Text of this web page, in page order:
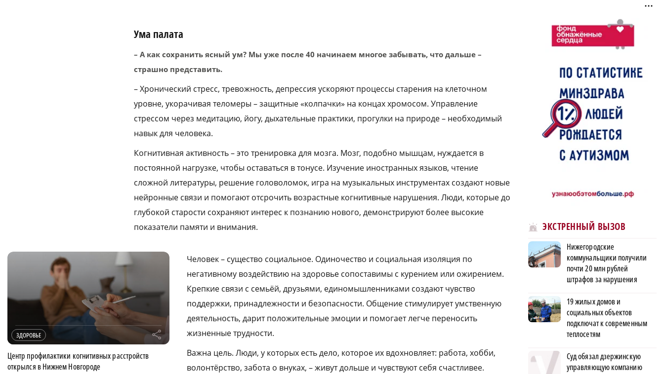
Ума палата
– А как сохранить ясный ум? Мы уже после 40 начинаем многое забывать, что дальше –
страшно представить.
– Хронический стресс, тревожность, депрессия ускоряют процессы старения на клеточном
уровне, укорачивая теломеры – защитные «колпачки» на концах хромосом. Управление
стрессом через медитацию, йогу, дыхательные практики, прогулки на природе – необходимый
навык для человека.
Когнитивная активность – это тренировка для мозга. Мозг, подобно мышцам, нуждается в
постоянной нагрузке, чтобы оставаться в тонусе. Изучение иностранных языков, чтение
сложной литературы, решение головоломок, игра на музыкальных инструментах создают новые
нейронные связи и помогают отсрочить возрастные когнитивные нарушения. Люди, которые до
глубокой старости сохраняют интерес к познанию нового, демонстрируют более высокие
показатели памяти и внимания.
ЗДОРОВЬЕ r
Центр профилактики когнитивных расстройств
открылся в Нижнем Новгороде
Человек – существо социальное. Одиночество и социальная изоляция по
негативному воздействию на здоровье сопоставимы с курением или ожирением.
Крепкие связи с семьёй, друзьями, единомышленниками создают чувство
поддержки, принадлежности и безопасности. Общение стимулирует умственную
деятельность, дарит положительные эмоции и помогает легче переносить
жизненные трудности.
Важна цель. Люди, у которых есть дело, которое их вдохновляет: работа, хобби,
волонтёрство, забота о внуках, – живут дольше и чувствуют себя счастливее.
ЭКСТРЕННЫЙ ВЫЗОВ
Нижегородские
коммунальщики получили
почти 20 млн рублей
штрафов за нарушения
19 жилых домов и
социальных объектов
подключат к современным
теплосетям
Суд обязал дзержинскую
управляющую компанию